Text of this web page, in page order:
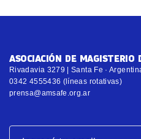
ASOCIACIÓN DE MAGISTERIO
Rivadavia 3279 | Santa Fe ·
0342 4555436 (líneas rotativas)
prensa@amsafe.org.ar